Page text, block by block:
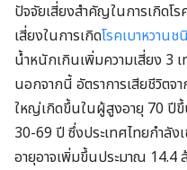
ปัจจัยเสี่ยงสำคัญในการเกิดโร
เสี่ยงในการเกิดโรคเบาหวาน
น้ำหนักเกินเพิ่มความเสี่ยง 3 เ
นอกจากนี้ อัตราการเสียชีวิตจ
ใหญ่เกิดขึ้นในผู้สูงอายุ 70 ปี
30-69 ปี ซึ่งประเทศไทยกำลัง
อายุอาจเพิ่มขึ้นประมาณ 14.4